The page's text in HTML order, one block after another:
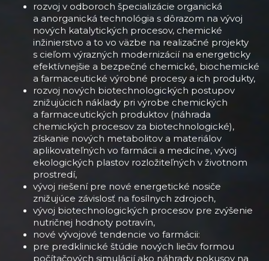
rozvoj v odboroch špecializácie organická
a anorganická technológia s dôrazom na vývoj
nových katalytických procesov, chemické
inžinierstvo a to vo väzbe na realizačné projekty
s cieľom výrazných modernizácií na energeticky
efektívnejšie a bezpečné chemické, biochemické
a farmaceutické výrobné procesy a ich produkty,
rozvoj nových biotechnologických postupov
znižujúcich náklady pri výrobe chemických
a farmaceutických produktov (náhrada
chemických procesov za biotechnologické),
získanie nových metabolitov a materiálov
aplikovateľných vo farmácii a medicíne, vývoj
ekologických plastov rozložiteľných v životnom
prostredí,
vývoj riešení pre nové energetické nosiče
znižujúce závislosť na fosílnych zdrojoch,
vývoj biotechnologických procesov pre zvýšenie
nutričnej hodnoty potravín,
nové vývojové tendencie vo farmácii:
pre predklinické štúdie nových liečiv formou
počítačových simulácií ako náhrady pokusov na